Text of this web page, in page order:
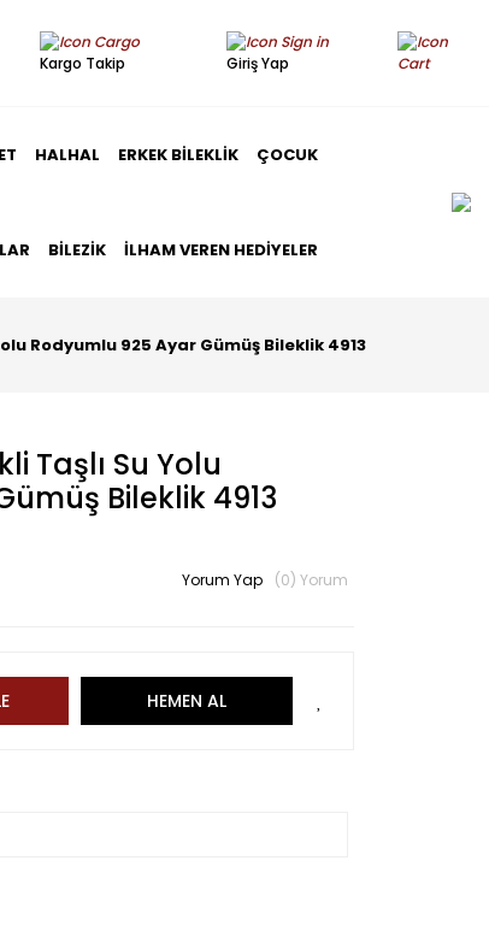
Kargo Takip Giriş Yap
HALHAL ERKEK BILEKLIK ÇOCUK
BILEZIK İLHAM VEREN HEDIYELER
Rodyumlu 925 Ayar Gümüş Bileklik 4913
Taşlı Su Yolu
Bileklik 4913
Yorum Yap (0) Yorum
HEMEN AL